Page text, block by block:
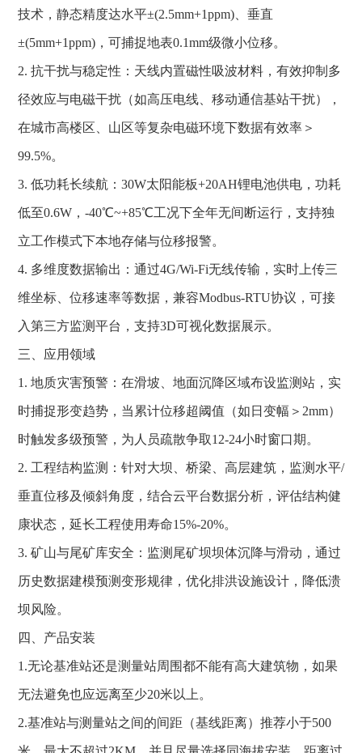
技术，静态精度达水平±(2.5mm+1ppm)、垂直
±(5mm+1ppm)，可捕捉地表0.1mm级微小位移。
2. 抗干扰与稳定性：天线内置磁性吸波材料，有效抑制多
径效应与电磁干扰（如高压电线、移动通信基站干扰），
在城市高楼区、山区等复杂电磁环境下数据有效率＞
99.5%。
3. 低功耗长续航：30W太阳能板+20AH锂电池供电，功耗
低至0.6W，-40℃~+85℃工况下全年无间断运行，支持独
立工作模式下本地存储与位移报警。
4. 多维度数据输出：通过4G/Wi-Fi无线传输，实时上传三
维坐标、位移速率等数据，兼容Modbus-RTU协议，可接
入第三方监测平台，支持3D可视化数据展示。
三、应用领域
1. 地质灾害预警：在滑坡、地面沉降区域布设监测站，实
时捕捉形变趋势，当累计位移超阈值（如日变幅＞2mm）
时触发多级预警，为人员疏散争取12-24小时窗口期。
2. 工程结构监测：针对大坝、桥梁、高层建筑，监测水平/
垂直位移及倾斜角度，结合云平台数据分析，评估结构健
康状态，延长工程使用寿命15%-20%。
3. 矿山与尾矿库安全：监测尾矿坝坝体沉降与滑动，通过
历史数据建模预测变形规律，优化排洪设施设计，降低溃
坝风险。
四、产品安装
1.无论基准站还是测量站周围都不能有高大建筑物，如果
无法避免也应远离至少20米以上。
2.基准站与测量站之间的间距（基线距离）推荐小于500